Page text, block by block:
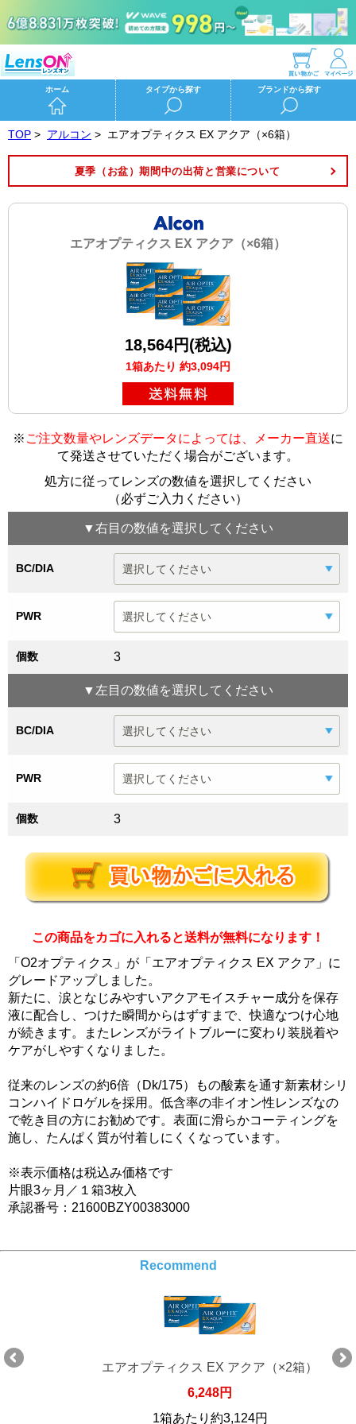
ホーム タイプから探す ブランドから探す
TOP > アルコン > エアオプティクス EX アクア（×6箱）
夏季（お盆）期間中の出荷と営業について
エアオプティクス EX アクア（×6箱）
18,564円(税込)
1箱あたり 約3,094円
※ ご注文数量やレンズデータによっては、メーカー直送に
て発送させていただく場合がございます。
処方に従ってレンズの数値を選択してください
（必ずご入力ください）
▼右目 の数値を選択してください
BC/DIA
PWR
個数 3
▼ 左目 の数値を選択してください
BC/DIA
PWR
個数 3
この商品をカゴに入れると送料が無料になります！
「O2オプティクス」が「エアオプティクス EX アクア」に
グレードアップしました。
新たに、涙となじみやすいアクアモイスチャー成分を保存
液に配合し、つけた瞬間からはずすまで、快適なつけ心地
が続きます。またレンズがライトブルーに変わり装脱着や
ケアがしやすくなりました。
従来のレンズの約6倍（Dk/175）もの酸素を通す新素材シリ
コンハイドロゲルを採用。低含率の非イオン性レンズなの
で乾き目の方にお勧めです。表面に滑らかコーティングを
施し、たんぱく質が付着しにくくなっています。
※表示価格は税込み価格です
片眼3ヶ月／１箱3枚入
承認番号：21600BZY00383000
Recommend
エアオプティクス EX アクア（×2箱）
6,248円
1箱あたり約3,124円